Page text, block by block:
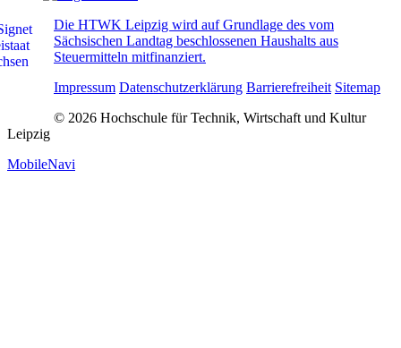
Die HTWK Leipzig wird auf Grundlage des vom
Sächsischen Landtag beschlossenen Haushalts aus
Steuermitteln mitfinanziert.
Impressum Datenschutzerklärung Barrierefreiheit Sitemap
© 2026 Hochschule für Technik, Wirtschaft und Kultur
Leipzig
MobileNavi